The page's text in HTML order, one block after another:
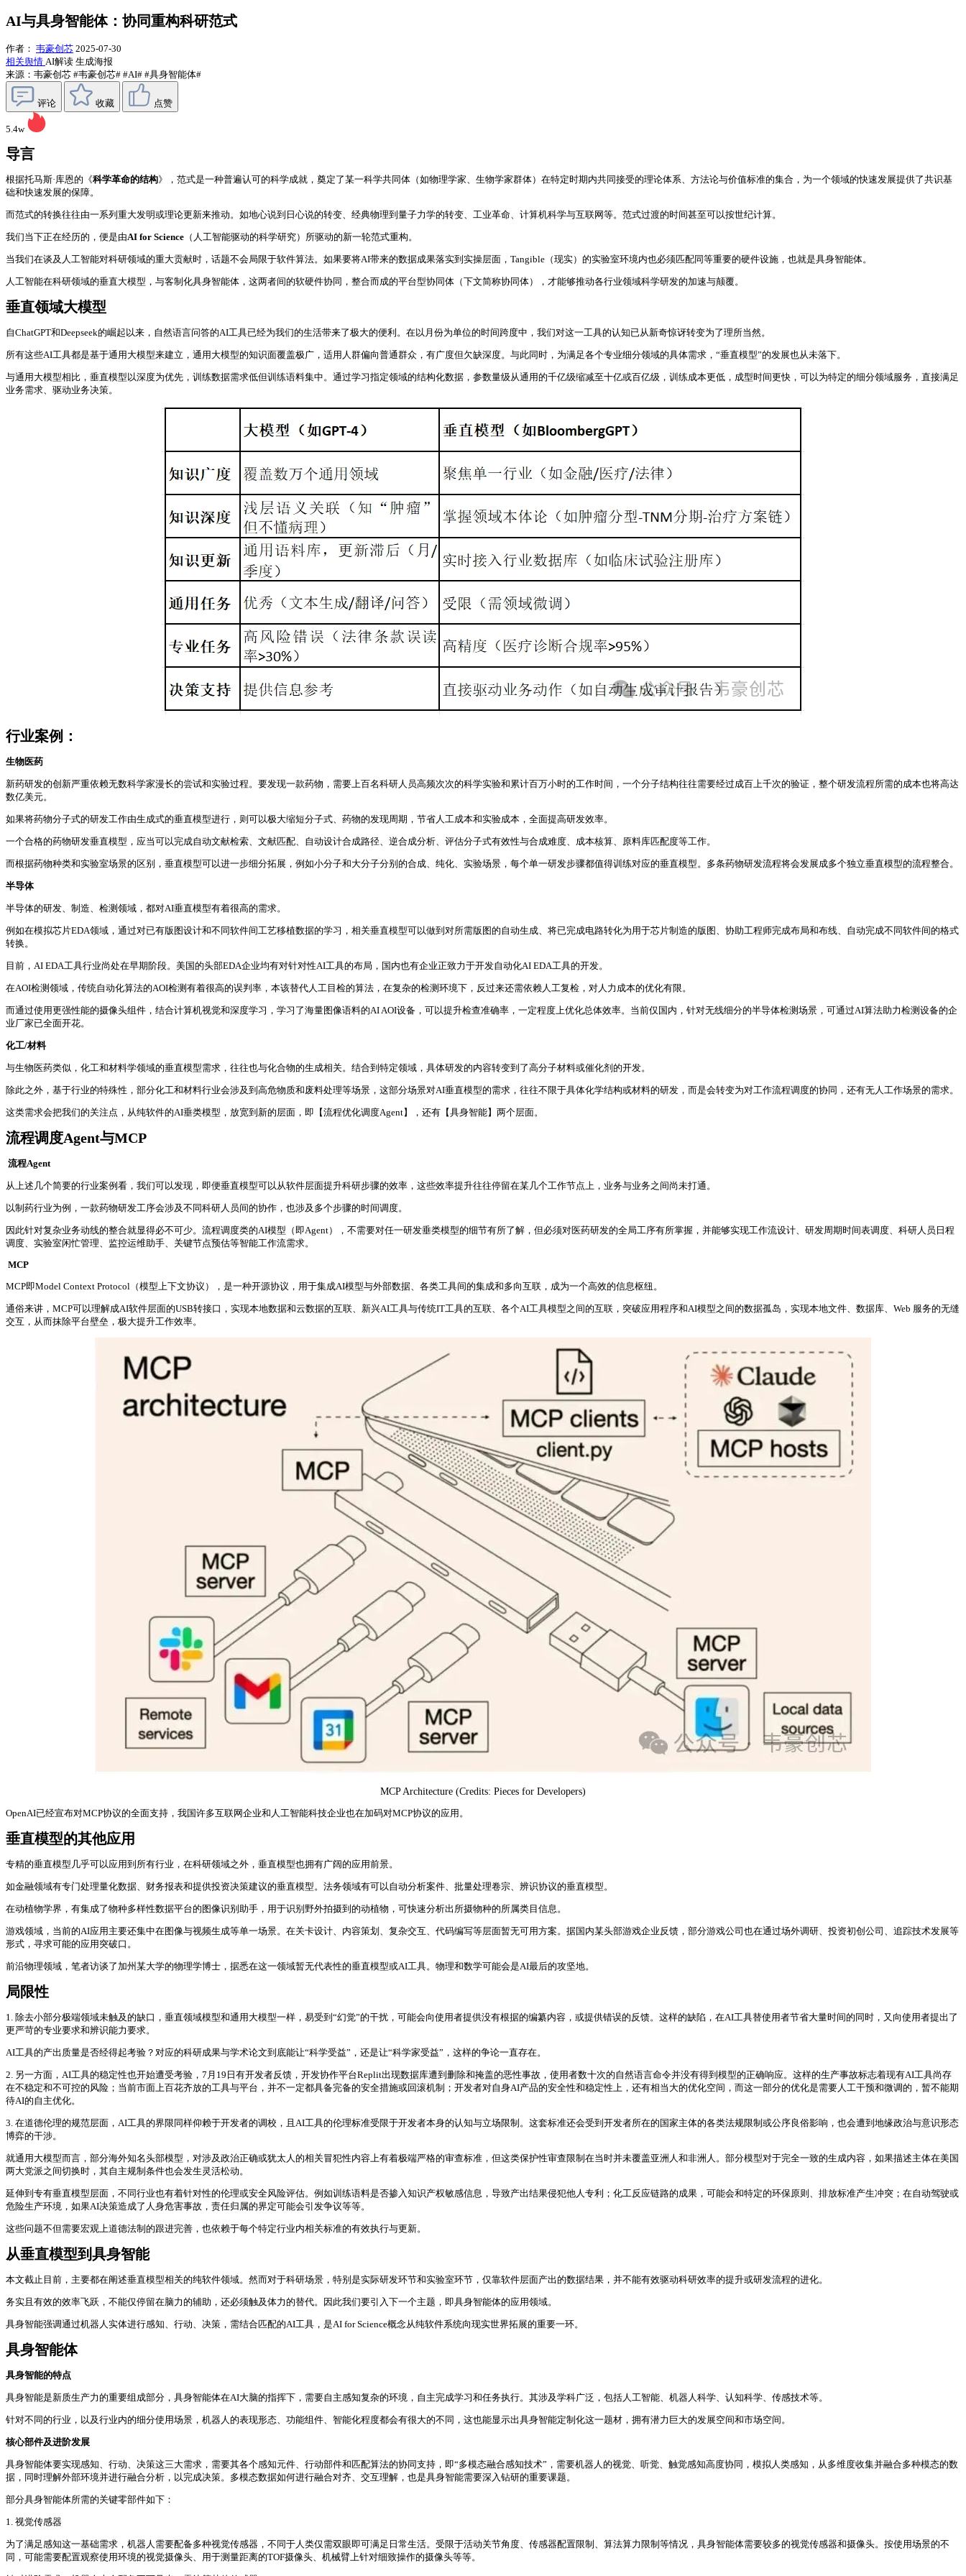
AI与具身智能体：协同重构科研范式
作者： 韦豪创芯 2025-07-30
相关舆情 AI解读 生成海报
来源：韦豪创芯 #韦豪创芯# #AI# #具身智能体#
评论 收藏 点赞
5.4w
导言
根据托马斯·库恩的《科学革命的结构》，范式是一种普遍认可的科学成就，奠定了某一科学共同体（如物理学家、生物学家群体）在特定时期内共同接受的理论体系、方法论与价值标准的集合，为一个领域的快速发展提供了共识基
础和快速发展的保障。
而范式的转换往往由一系列重大发明或理论更新来推动。如地心说到日心说的转变、经典物理到量子力学的转变、工业革命、计算机科学与互联网等。范式过渡的时间甚至可以按世纪计算。
我们当下正在经历的，便是由AI for Science （人工智能驱动的科学研究）所驱动的新一轮范式重构。
当我们在谈及人工智能对科研领域的重大贡献时，话题不会局限于软件算法。如果要将AI带来的数据成果落实到实操层面，Tangible（现实）的实验室环境内也必须匹配同等重要的硬件设施，也就是具身智能体。
人工智能在科研领域的垂直大模型，与客制化具身智能体，这两者间的软硬件协同，整合而成的平台型协同体（下文简称协同体），才能够推动各行业领域科学研发的加速与颠覆。
垂直领域大模型
自ChatGPT和Deepseek的崛起以来，自然语言问答的AI工具已经为我们的生活带来了极大的便利。在以月份为单位的时间跨度中，我们对这一工具的认知已从新奇惊讶转变为了理所当然。
所有这些AI工具都是基于通用大模型来建立，通用大模型的知识面覆盖极广，适用人群偏向普通群众，有广度但欠缺深度。与此同时，为满足各个专业细分领域的具体需求，“垂直模型”的发展也从未落下。
与通用大模型相比，垂直模型以深度为优先，训练数据需求低但训练语料集中。通过学习指定领域的结构化数据，参数量级从通用的千亿级缩减至十亿或百亿级，训练成本更低，成型时间更快，可以为特定的细分领域服务，直接满足
业务需求、驱动业务决策。
行业案例：
生物医药
新药研发的创新严重依赖无数科学家漫长的尝试和实验过程。要发现一款药物，需要上百名科研人员高频次次的科学实验和累计百万小时的工作时间，一个分子结构往往需要经过成百上千次的验证，整个研发流程所需的成本也将高达
数亿美元。
如果将药物分子式的研发工作由生成式的垂直模型进行，则可以极大缩短分子式、药物的发现周期，节省人工成本和实验成本，全面提高研发效率。
一个合格的药物研发垂直模型，应当可以完成自动文献检索、文献匹配、自动设计合成路径、逆合成分析、评估分子式有效性与合成难度、成本核算、原料库匹配度等工作。
而根据药物种类和实验室场景的区别，垂直模型可以进一步细分拓展，例如小分子和大分子分别的合成、纯化、实验场景，每个单一研发步骤都值得训练对应的垂直模型。多条药物研发流程将会发展成多个独立垂直模型的流程整合。
半导体
半导体的研发、制造、检测领域，都对AI垂直模型有着很高的需求。
例如在模拟芯片EDA领域，通过对已有版图设计和不同软件间工艺移植数据的学习，相关垂直模型可以做到对所需版图的自动生成、将已完成电路转化为用于芯片制造的版图、协助工程师完成布局和布线、自动完成不同软件间的格式
转换。
目前，AI EDA工具行业尚处在早期阶段。美国的头部EDA企业均有对针对性AI工具的布局，国内也有企业正致力于开发自动化AI EDA工具的开发。
在AOI检测领域，传统自动化算法的AOI检测有着很高的误判率，本该替代人工目检的算法，在复杂的检测环境下，反过来还需依赖人工复检，对人力成本的优化有限。
而通过使用更强性能的摄像头组件，结合计算机视觉和深度学习，学习了海量图像语料的AI AOI设备，可以提升检查准确率，一定程度上优化总体效率。当前仅国内，针对无线细分的半导体检测场景，可通过AI算法助力检测设备的企
业厂家已全面开花。
化工/材料
与生物医药类似，化工和材料学领域的垂直模型需求，往往也与化合物的生成相关。结合到特定领域，具体研发的内容转变到了高分子材料或催化剂的开发。
除此之外，基于行业的特殊性，部分化工和材料行业会涉及到高危物质和废料处理等场景，这部分场景对AI垂直模型的需求，往往不限于具体化学结构或材料的研发，而是会转变为对工作流程调度的协同，还有无人工作场景的需求。
这类需求会把我们的关注点，从纯软件的AI垂类模型，放宽到新的层面，即【流程优化调度Agent】，还有【具身智能】两个层面。
流程调度Agent与MCP
流程Agent
从上述几个简要的行业案例看，我们可以发现，即便垂直模型可以从软件层面提升科研步骤的效率，这些效率提升往往停留在某几个工作节点上，业务与业务之间尚未打通。
以制药行业为例，一款药物研发工序会涉及不同科研人员间的协作，也涉及多个步骤的时间调度。
因此针对复杂业务动线的整合就显得必不可少。流程调度类的AI模型（即Agent），不需要对任一研发垂类模型的细节有所了解，但必须对医药研发的全局工序有所掌握，并能够实现工作流设计、研发周期时间表调度、科研人员日程
调度、实验室闲忙管理、监控运维助手、关键节点预估等智能工作流需求。
MCP
MCP即Model Context Protocol（模型上下文协议），是一种开源协议，用于集成AI模型与外部数据、各类工具间的集成和多向互联，成为一个高效的信息枢纽。
通俗来讲，MCP可以理解成AI软件层面的USB转接口，实现本地数据和云数据的互联、新兴AI工具与传统IT工具的互联、各个AI工具模型之间的互联，突破应用程序和AI模型之间的数据孤岛，实现本地文件、数据库、Web 服务的无缝
交互，从而抹除平台壁垒，极大提升工作效率。
MCP Architecture (Credits: Pieces for Developers)
OpenAI已经宣布对MCP协议的全面支持，我国许多互联网企业和人工智能科技企业也在加码对MCP协议的应用。
垂直模型的其他应用
专精的垂直模型几乎可以应用到所有行业，在科研领域之外，垂直模型也拥有广阔的应用前景。
如金融领域有专门处理量化数据、财务报表和提供投资决策建议的垂直模型。法务领域有可以自动分析案件、批量处理卷宗、辨识协议的垂直模型。
在动植物学界，有集成了物种多样性数据平台的图像识别助手，用于识别野外拍摄到的动植物，可快速分析出所摄物种的所属类目信息。
游戏领域，当前的AI应用主要还集中在图像与视频生成等单一场景。在关卡设计、内容策划、复杂交互、代码编写等层面暂无可用方案。据国内某头部游戏企业反馈，部分游戏公司也在通过场外调研、投资初创公司、追踪技术发展等
形式，寻求可能的应用突破口。
前沿物理领域，笔者访谈了加州某大学的物理学博士，据悉在这一领域暂无代表性的垂直模型或AI工具。物理和数学可能会是AI最后的攻坚地。
局限性
1. 除去小部分极端领域未触及的缺口，垂直领域模型和通用大模型一样，易受到“幻觉”的干扰，可能会向使用者提供没有根据的编纂内容，或提供错误的反馈。这样的缺陷，在AI工具替使用者节省大量时间的同时，又向使用者提出了
更严苛的专业要求和辨识能力要求。
AI工具的产出质量是否经得起考验？对应的科研成果与学术论文到底能让“科学受益”，还是让“科学家受益”，这样的争论一直存在。
2. 另一方面，AI工具的稳定性也开始遭受考验，7月19日有开发者反馈，开发协作平台Replit出现数据库遭到删除和掩盖的恶性事故，使用者数十次的自然语言命令并没有得到模型的正确响应。这样的生产事故标志着现有AI工具尚存
在不稳定和不可控的风险；当前市面上百花齐放的工具与平台，并不一定都具备完备的安全措施或回滚机制；开发者对自身AI产品的安全性和稳定性上，还有相当大的优化空间，而这一部分的优化是需要人工干预和微调的，暂不能期
待AI的自主优化。
3. 在道德伦理的规范层面，AI工具的界限同样仰赖于开发者的调校，且AI工具的伦理标准受限于开发者本身的认知与立场限制。这套标准还会受到开发者所在的国家主体的各类法规限制或公序良俗影响，也会遭到地缘政治与意识形态
博弈的干涉。
就通用大模型而言，部分海外知名头部模型，对涉及政治正确或犹太人的相关冒犯性内容上有着极端严格的审查标准，但这类保护性审查限制在当时并未覆盖亚洲人和非洲人。部分模型对于完全一致的生成内容，如果描述主体在美国
两大党派之间切换时，其自主规制条件也会发生灵活松动。
延伸到专有垂直模型层面，不同行业也有着针对性的伦理或安全风险评估。例如训练语料是否掺入知识产权敏感信息，导致产出结果侵犯他人专利；化工反应链路的成果，可能会和特定的环保原则、排放标准产生冲突；在自动驾驶或
危险生产环境，如果AI决策造成了人身危害事故，责任归属的界定可能会引发争议等等。
这些问题不但需要宏观上道德法制的跟进完善，也依赖于每个特定行业内相关标准的有效执行与更新。
从垂直模型到具身智能
本文截止目前，主要都在阐述垂直模型相关的纯软件领域。然而对于科研场景，特别是实际研发环节和实验室环节，仅靠软件层面产出的数据结果，并不能有效驱动科研效率的提升或研发流程的进化。
务实且有效的效率飞跃，不能仅停留在脑力的辅助，还必须触及体力的替代。因此我们要引入下一个主题，即具身智能体的应用领域。
具身智能强调通过机器人实体进行感知、行动、决策，需结合匹配的AI工具，是AI for Science概念从纯软件系统向现实世界拓展的重要一环。
具身智能体
具身智能的特点
具身智能是新质生产力的重要组成部分，具身智能体在AI大脑的指挥下，需要自主感知复杂的环境，自主完成学习和任务执行。其涉及学科广泛，包括人工智能、机器人科学、认知科学、传感技术等。
针对不同的行业，以及行业内的细分使用场景，机器人的表现形态、功能组件、智能化程度都会有很大的不同，这也能显示出具身智能定制化这一题材，拥有潜力巨大的发展空间和市场空间。
核心部件及进阶发展
具身智能体要实现感知、行动、决策这三大需求，需要其各个感知元件、行动部件和匹配算法的协同支持，即“多模态融合感知技术”，需要机器人的视觉、听觉、触觉感知高度协同，模拟人类感知，从多维度收集并融合多种模态的数
据，同时理解外部环境并进行融合分析，以完成决策。多模态数据如何进行融合对齐、交互理解，也是具身智能需要深入钻研的重要课题。
部分具身智能体所需的关键零部件如下：
1. 视觉传感器
为了满足感知这一基础需求，机器人需要配备多种视觉传感器，不同于人类仅需双眼即可满足日常生活。受限于活动关节角度、传感器配置限制、算法算力限制等情况，具身智能体需要较多的视觉传感器和摄像头。按使用场景的不
同，可能需要配置观察使用环境的视觉摄像头、用于测量距离的TOF摄像头、机械臂上针对细致操作的摄像头等等。